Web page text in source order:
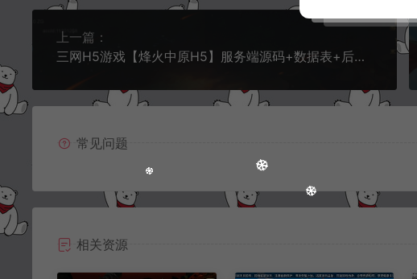
上一篇：
三网H5游戏【烽火中原H5】服务端源码+数据表+后端部署教程
常见问题
相关资源